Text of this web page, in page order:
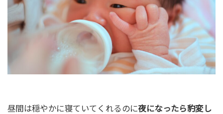
昼間は穏やかに寝ていてくれるのに夜になったら豹変し